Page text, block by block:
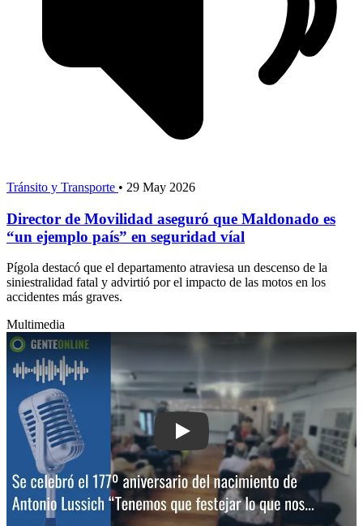
Tránsito y Transporte • 29 May 2026
Director de Movilidad aseguró que Maldonado es
“un ejemplo país” en seguridad víal
Pígola destacó que el departamento atraviesa un descenso de la
siniestralidad fatal y advirtió por el impacto de las motos en los
accidentes más graves.
Multimedia
Play: Se celebró un nuevo